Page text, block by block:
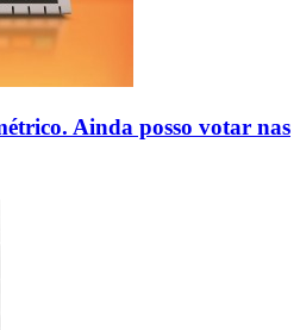
Ainda posso votar nas